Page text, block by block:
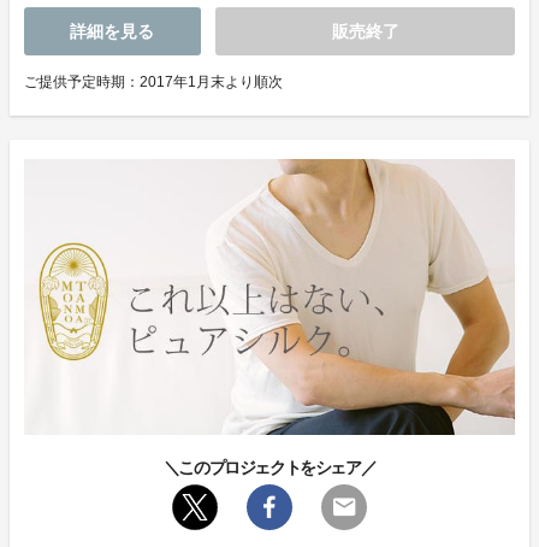
詳細を見る 販売終了
ご提供予定時期：2017年1月末より順次
＼このプロジェクトをシェア／